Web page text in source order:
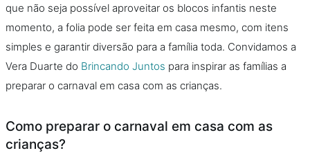
que não seja possível aproveitar os blocos infantis neste
momento, a folia pode ser feita em casa mesmo, com itens
simples e garantir diversão para a família toda. Convidamos a
Vera Duarte do Brincando Juntos para inspirar as famílias a
preparar o carnaval em casa com as crianças.
Como preparar o carnaval em casa com as
crianças?